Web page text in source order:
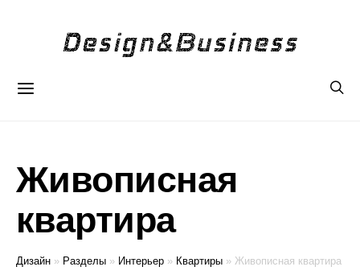
Живописная
квартира
Дизайн » Разделы » Интерьер » Квартиры » Живописная квартира